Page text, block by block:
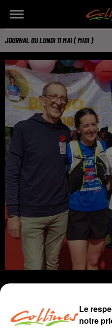
JOURNAL DU LUNDI 11 MAI ( MIDI )
Infos
Le
notre